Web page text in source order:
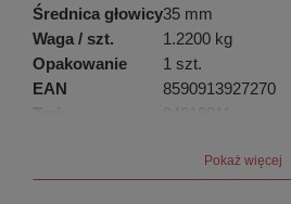
Średnica głowicy35 mm
Waga / szt.
1.2200 kg
Opakowanie
1 szt.
EAN
8590913927270
Pokaż więcej